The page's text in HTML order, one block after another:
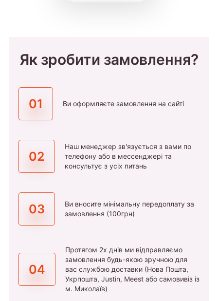
Як зробити замовлення?
01 Ви оформляєте замовлення на сайті
02
Наш менеджер зв'язується з вами по
телефону або в мессенджері та
консультує з усіх питань
03
Ви вносите мінімальну передоплату за
замовлення (100грн)
04
Протягом 2х днів ми відправляємо
замовлення будь-якою зручною для
вас службою доставки (Нова Пошта,
Укрпошта, Justin, Meest або самовивіз із
м. Миколаїв)